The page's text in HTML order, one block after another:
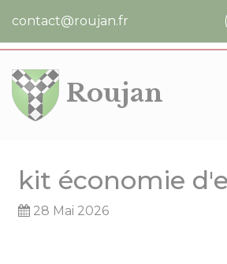
contact@roujan.fr
Roujan
kit économie
28 Mai 2026